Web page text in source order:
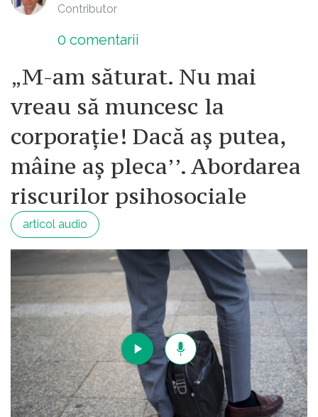
Contributor
0 comentarii
„M-am săturat. Nu mai
vreau să muncesc la
corporație! Dacă aș putea,
mâine aș pleca’’. Abordarea
riscurilor psihosociale
articol audio